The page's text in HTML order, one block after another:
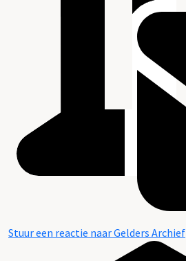
Stuur een reactie naar Gelders Archief